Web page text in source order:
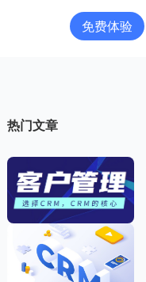
免费体验
热门文章